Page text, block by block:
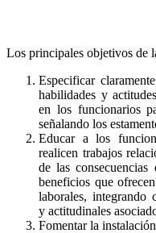
Los principales objetivos de
Especificar
habilidades y
en los funcionarios
señalando los
Educar a los
realicen trabajos
de las
beneficios que
laborales, integrando
y actitudinales
Fomentar la